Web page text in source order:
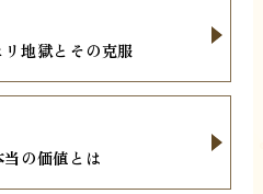
地獄とその克服
の価値とは